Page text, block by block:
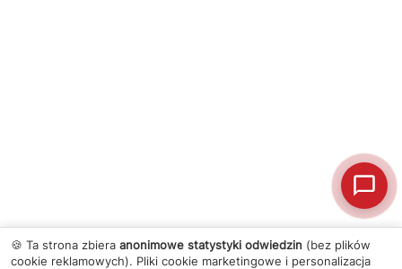
🍪 Ta strona zbiera anonimowe statystyki odwiedzin (bez plików
cookie reklamowych). Pliki cookie marketingowe i personalizacja